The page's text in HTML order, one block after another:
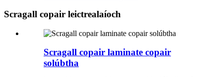
Scragall copair leictrealaíoch
Scragall copair laminate copair
solúbtha